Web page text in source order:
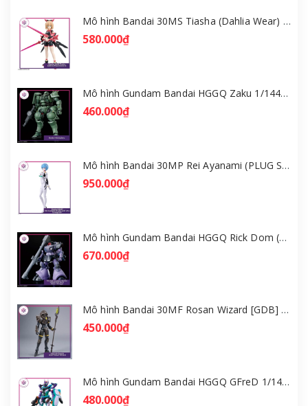
Mô hình Bandai 30MS Tiasha (Dahlia Wear) [Color B] [GDB] [30MS]
580.000₫
Mô hình Gundam Bandai HGGQ Zaku 1/144 – MSG GQuuuuuuX [GDB] [BHG]
460.000₫
Mô hình Bandai 30MP Rei Ayanami (PLUG SUIT Ver.) – Evangelion [GDB] [30MP]
950.000₫
Mô hình Gundam Bandai HGGQ Rick Dom (Gaia / Ortega) 1/144 [GDB] [BHG]
670.000₫
Mô hình Bandai 30MF Rosan Wizard [GDB] [30MF]
450.000₫
Mô hình Gundam Bandai HGGQ GFreD 1/144 [GDB] [BHG]
480.000₫